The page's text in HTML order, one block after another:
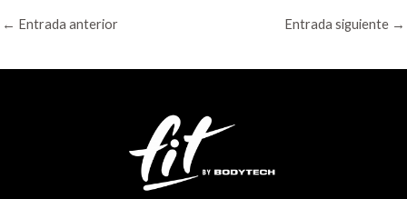
← Entrada anterior Entrada siguiente →